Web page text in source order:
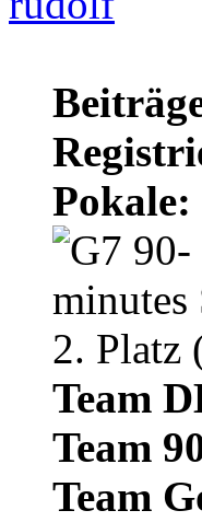
Pokale:
Team
Team
Team